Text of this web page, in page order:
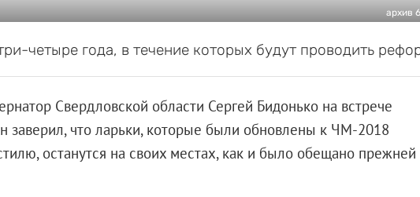
архив
четыре года, в течение которых будут проводить
Свердловской области Сергей Бидонько на встрече
заверил, что ларьки, которые были обновлены к ЧМ-2018
останутся на своих местах, как и было обещано прежней